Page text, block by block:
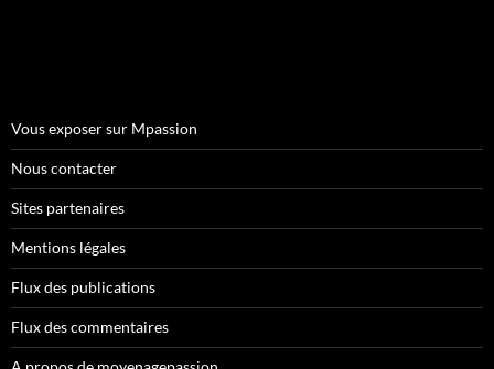
Vous exposer sur Mpassion
Nous contacter
Sites partenaires
Mentions légales
Flux des publications
Flux des commentaires